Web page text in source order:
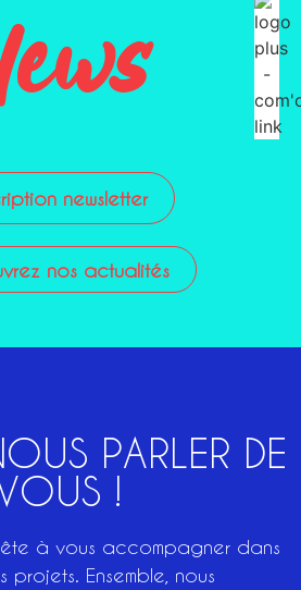
newsletter
nos actualités
PARLER DE
!
à vous accompagner dans
Ensemble, nous